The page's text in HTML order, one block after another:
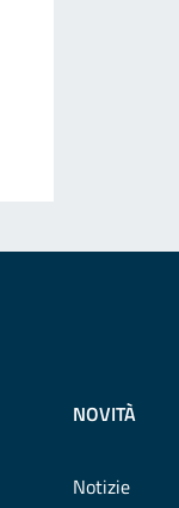
NOVITÀ
Notizie